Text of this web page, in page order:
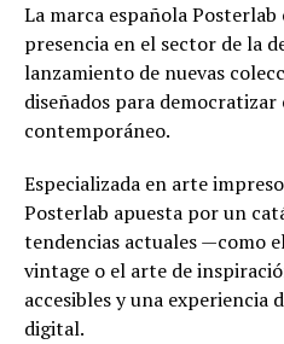
La marca española
presencia en el sector de la
lanzamiento de nuevas
diseñados para democratizar
contemporáneo.
Especializada en arte
Posterlab apuesta por un
tendencias actuales —como
vintage o el arte de
accesibles y una
digital.